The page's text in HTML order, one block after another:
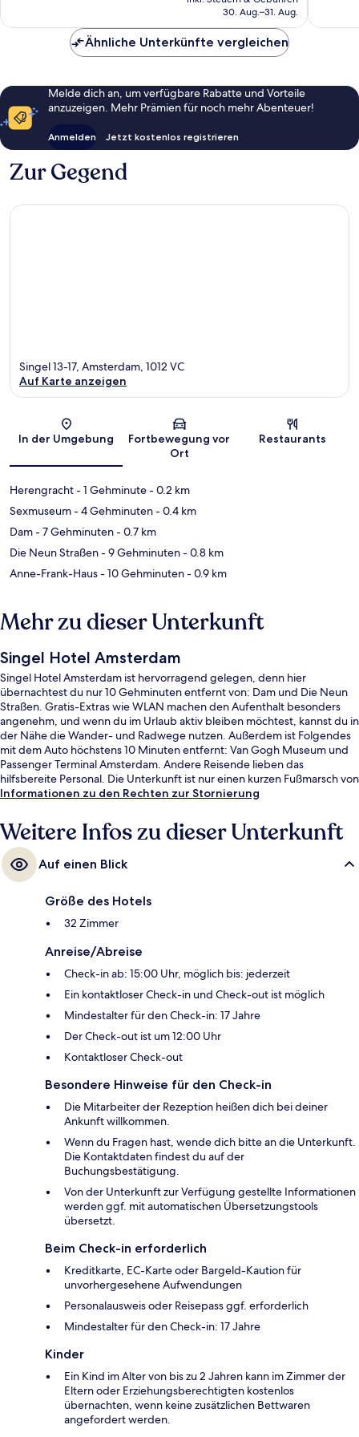
beträgt
30. Aug.–31. Aug.
Ähnliche Unterkünfte vergleichen
Melde dich an, um verfügbare Rabatte und Vorteile
anzuzeigen. Mehr Prämien für noch mehr Abenteuer!
Anmelden Jetzt kostenlos registrieren
Zur Gegend
Karte
Singel 13-17, Amsterdam, 1012 VC
Auf Karte anzeigen
In der Umgebung
Fortbewegung vor
Ort
Restaurants
Herengracht- 1 Gehminute- 0.2 km
Sexmuseum- 4 Gehminuten- 0.4 km
Dam- 7 Gehminuten- 0.7 km
Die Neun Straßen- 9 Gehminuten- 0.8 km
Anne-Frank-Haus- 10 Gehminuten- 0.9 km
Mehr zu dieser Unterkunft
Singel Hotel Amsterdam
Singel Hotel Amsterdam ist hervorragend gelegen, denn hier
übernachtest du nur 10 Gehminuten entfernt von: Dam und Die Neun
Straßen. Gratis-Extras wie WLAN machen den Aufenthalt besonders
angenehm, und wenn du im Urlaub aktiv bleiben möchtest, kannst du in
der Nähe die Wander- und Radwege nutzen. Außerdem ist Folgendes
mit dem Auto höchstens 10 Minuten entfernt: Van Gogh Museum und
Passenger Terminal Amsterdam. Andere Reisende lieben das
hilfsbereite Personal. Die Unterkunft ist nur einen kurzen Fußmarsch von
den öffentlichen Verkehrsmitteln entfernt: Zur U-Bahn läuft man 4
Amsterdam Centraal).
Informationen zu den Rechten zur Stornierung
Weitere Infos zu dieser Unterkunft
Auf einen Blick
Größe des Hotels
32 Zimmer
Anreise/Abreise
Check-in ab: 15:00 Uhr, möglich bis: jederzeit
Ein kontaktloser Check-in und Check-out ist möglich
Mindestalter für den Check-in: 17 Jahre
Der Check-out ist um 12:00 Uhr
Kontaktloser Check-out
Besondere Hinweise für den Check-in
Die Mitarbeiter der Rezeption heißen dich bei deiner
Ankunft willkommen.
Wenn du Fragen hast, wende dich bitte an die Unterkunft.
Die Kontaktdaten findest du auf der
Buchungsbestätigung.
Von der Unterkunft zur Verfügung gestellte Informationen
werden ggf. mit automatischen Übersetzungstools
übersetzt.
Beim Check-in erforderlich
Kreditkarte, EC-Karte oder Bargeld-Kaution für
unvorhergesehene Aufwendungen
Personalausweis oder Reisepass ggf. erforderlich
Mindestalter für den Check-in: 17 Jahre
Kinder
Ein Kind im Alter von bis zu 2 Jahren kann im Zimmer der
Eltern oder Erziehungsberechtigten kostenlos
übernachten, wenn keine zusätzlichen Bettwaren
angefordert werden.